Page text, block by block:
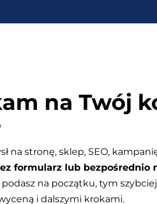
na Twój
na stronę, sklep, SEO,
formularz lub bezpośrednio
na początku, tym
i dalszymi krokami.